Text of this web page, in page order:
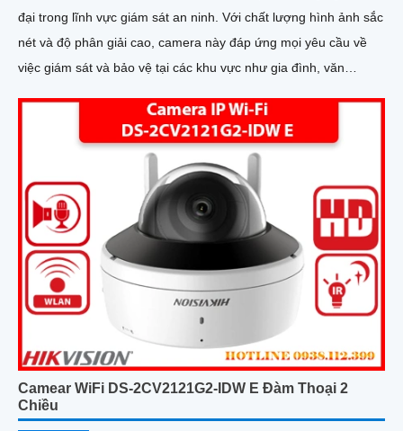
đại trong lĩnh vực giám sát an ninh. Với chất lượng hình ảnh sắc
nét và độ phân giải cao, camera này đáp ứng mọi yêu cầu về
việc giám sát và bảo vệ tại các khu vực như gia đình, văn
Camear WiFi DS-2CV2121G2-IDW E Đàm Thoại 2
Chiều